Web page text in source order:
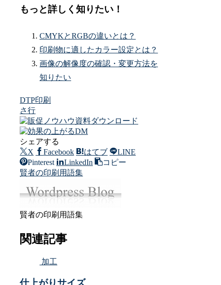
もっと詳しく知りたい！
CMYKとRGBの違いとは？
印刷物に適したカラー設定とは？
画像の解像度の確認・変更方法を
知りたい
DTP印刷
さ行
シェアする
X
Facebook はてブ
LINE
Pinterest
LinkedIn
コピー
賢者の印刷用語集
賢者の印刷用語集
関連記事
加工
仕上がりサイズ